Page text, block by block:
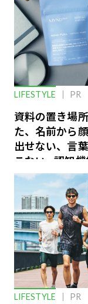
LIFESTYLE PR
資料の置き場
た、名前から
出せない、言
こない…認知
下を救う、脳
ーケアとは
LIFESTYLE PR